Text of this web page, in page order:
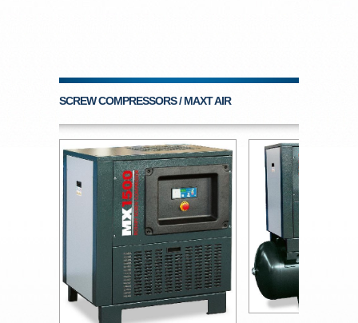
SCREW COMPRESSORS / MAXT AIR